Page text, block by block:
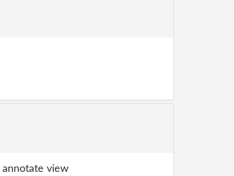
view